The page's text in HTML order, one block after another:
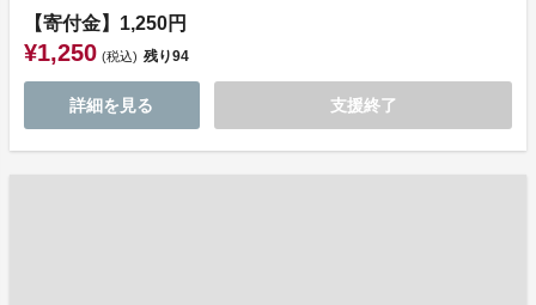
【寄付金】1,250円
¥1,250 (税込) 残り94
詳細を見る 支援終了